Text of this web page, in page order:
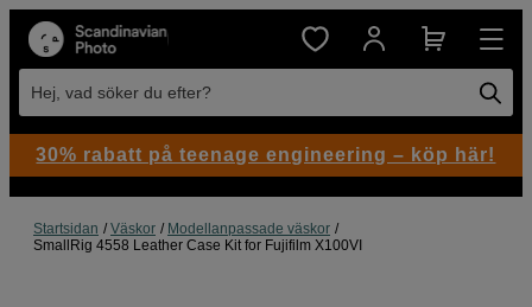
Hej, vad söker du efter?
Startsidan Väskor
Modellanpassade väskor
SmallRig 4558 Leather Case Kit for Fujifilm X100VI
30% rabatt på teenage engineering – köp här!